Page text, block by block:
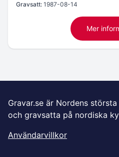
Gravsatt: 1987-08-14
Mer
Gravar.se är Nordens
och gravsatta på nordiska
Användarvillkor